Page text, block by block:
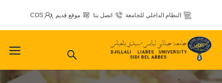
النظام الداخلي للجامعة اتصل بنا موقع قديم COS